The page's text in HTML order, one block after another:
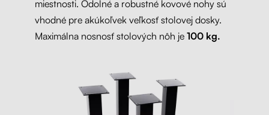
miestnosti. Odolné a robustné kovové nohy sú
vhodné pre akúkoľvek veľkosť stolovej dosky.
Maximálna nosnosť stolových nôh je100 kg.